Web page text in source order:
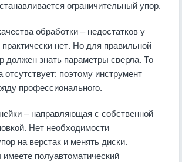
ограничительный упор.
обработки – недостатков у
нет. Но для правильной
должен знать параметры сверла. То
отсутствует: поэтому инструмент
профессионального.
– направляющая с собственной
Нет необходимости
на верстак и менять диски.
полуавтоматический